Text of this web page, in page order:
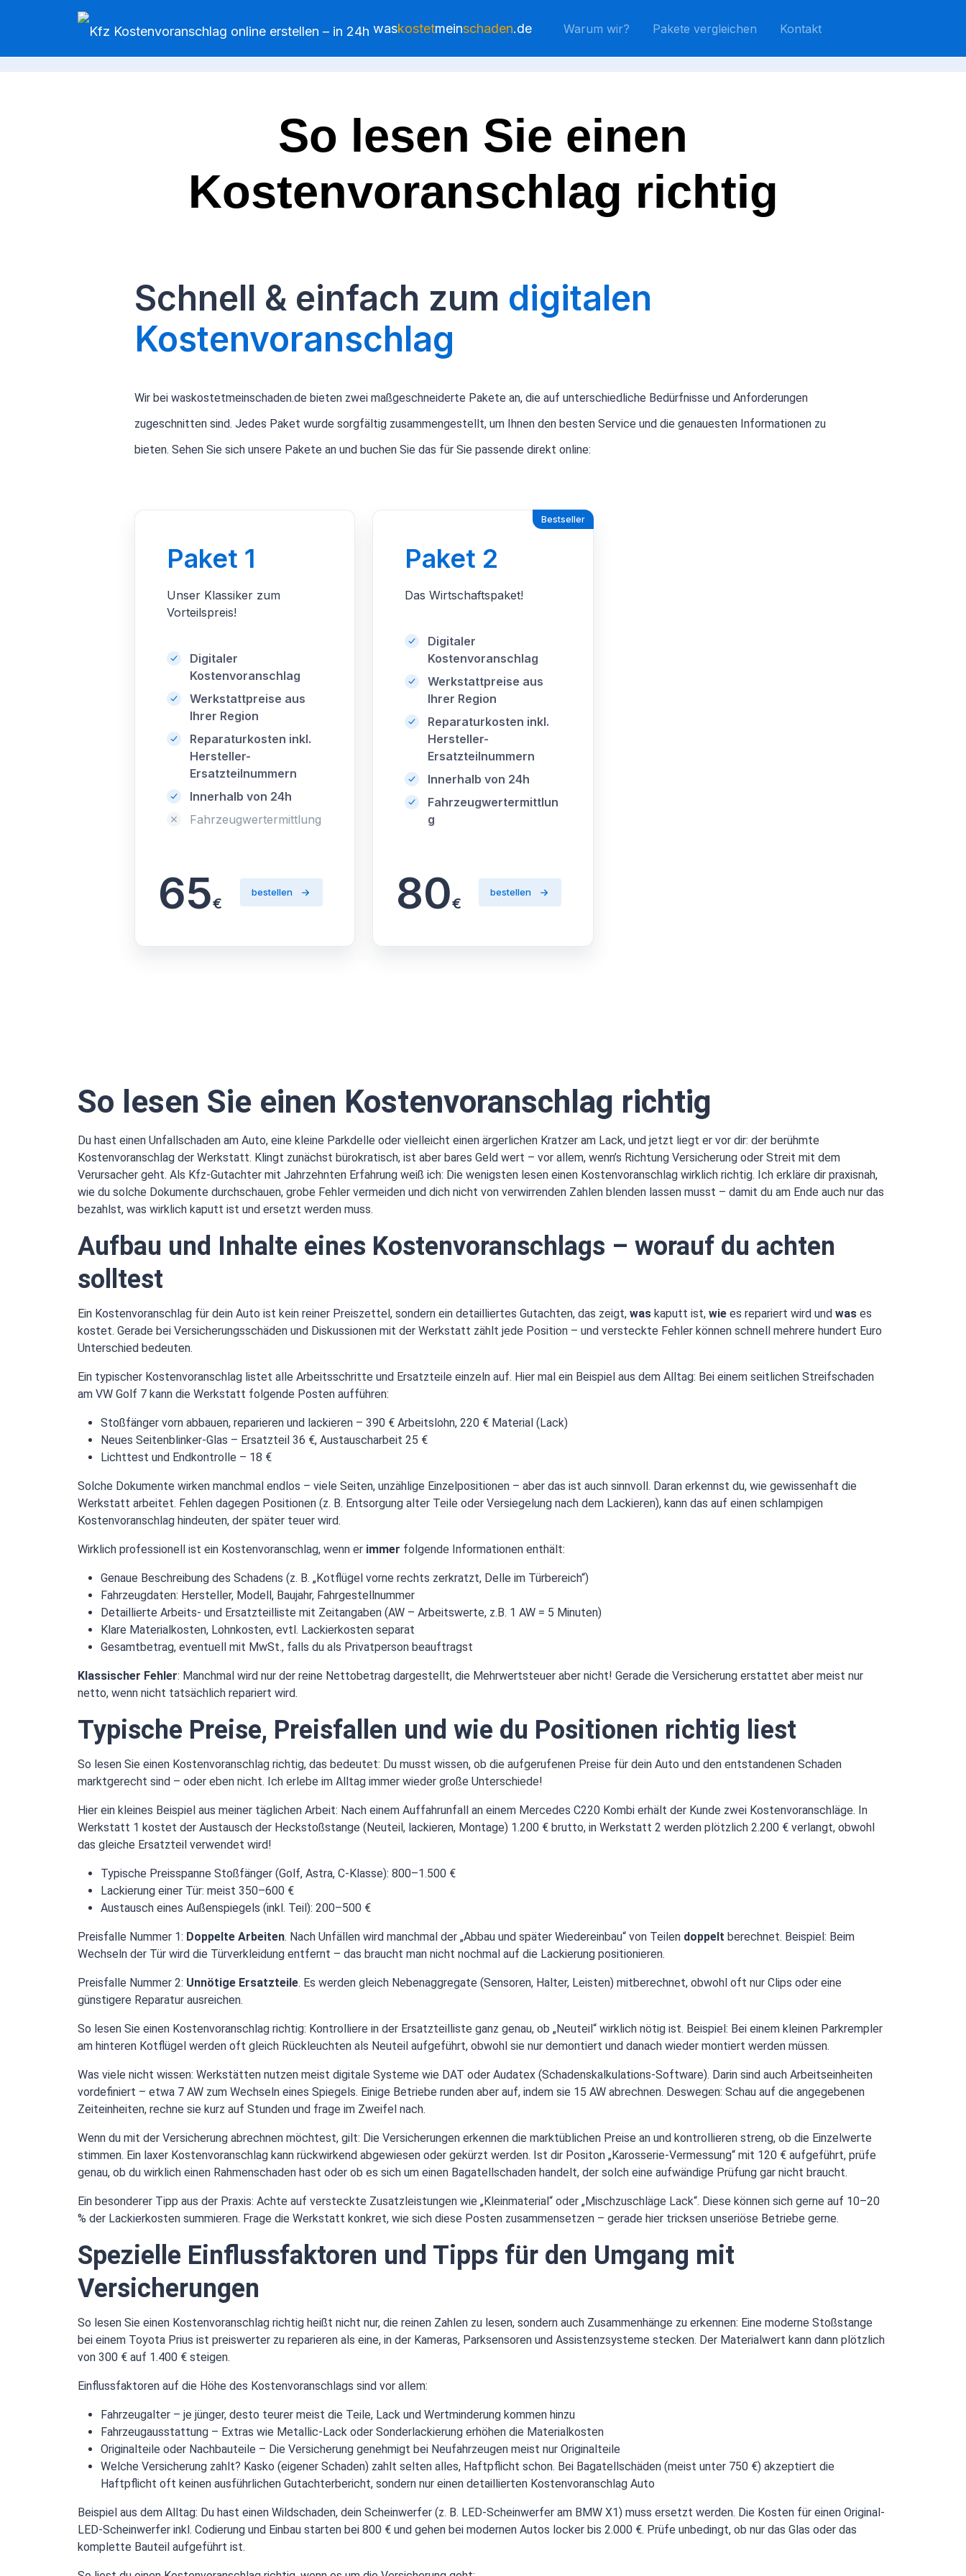
waskostetmeinschaden.de Warum wir? Pakete vergleichen Kontakt
So lesen Sie einen
Kostenvoranschlag richtig
Schnell & einfach zum digitalen
Kostenvoranschlag
Wir bei waskostetmeinschaden.de bieten zwei maßgeschneiderte Pakete an, die auf unterschiedliche Bedürfnisse und Anforderungen
zugeschnitten sind. Jedes Paket wurde sorgfältig zusammengestellt, um Ihnen den besten Service und die genauesten Informationen zu
bieten. Sehen Sie sich unsere Pakete an und buchen Sie das für Sie passende direkt online:
Paket 1
Unser Klassiker zum
Vorteilspreis!
Digitaler
Kostenvoranschlag
Werkstattpreise aus
Ihrer Region
Reparaturkosten inkl.
Hersteller-
Ersatzteilnummern
Innerhalb von 24h
Fahrzeugwertermittlung
65€
bestellen
Bestseller
Paket 2
Das Wirtschaftspaket!
Digitaler
Kostenvoranschlag
Werkstattpreise aus
Ihrer Region
Reparaturkosten inkl.
Hersteller-
Ersatzteilnummern
Innerhalb von 24h
Fahrzeugwertermittlun
g
80€
bestellen
So lesen Sie einen Kostenvoranschlag richtig
Du hast einen Unfallschaden am Auto, eine kleine Parkdelle oder vielleicht einen ärgerlichen Kratzer am Lack, und jetzt liegt er vor dir: der berühmte
Kostenvoranschlag der Werkstatt. Klingt zunächst bürokratisch, ist aber bares Geld wert – vor allem, wenn’s Richtung Versicherung oder Streit mit dem
Verursacher geht. Als Kfz-Gutachter mit Jahrzehnten Erfahrung weiß ich: Die wenigsten lesen einen Kostenvoranschlag wirklich richtig. Ich erkläre dir praxisnah,
wie du solche Dokumente durchschauen, grobe Fehler vermeiden und dich nicht von verwirrenden Zahlen blenden lassen musst – damit du am Ende auch nur das
bezahlst, was wirklich kaputt ist und ersetzt werden muss.
Aufbau und Inhalte eines Kostenvoranschlags – worauf du achten
solltest
Ein Kostenvoranschlag für dein Auto ist kein reiner Preiszettel, sondern ein detailliertes Gutachten, das zeigt, waskaputt ist, wiees repariert wird und wases
kostet. Gerade bei Versicherungsschäden und Diskussionen mit der Werkstatt zählt jede Position – und versteckte Fehler können schnell mehrere hundert Euro
Unterschied bedeuten.
Ein typischer Kostenvoranschlag listet alle Arbeitsschritte und Ersatzteile einzeln auf. Hier mal ein Beispiel aus dem Alltag: Bei einem seitlichen Streifschaden
am VW Golf 7 kann die Werkstatt folgende Posten aufführen:
Stoßfänger vorn abbauen, reparieren und lackieren – 390 € Arbeitslohn, 220 € Material (Lack)
Neues Seitenblinker-Glas – Ersatzteil 36 €, Austauscharbeit 25 €
Lichttest und Endkontrolle – 18 €
Solche Dokumente wirken manchmal endlos – viele Seiten, unzählige Einzelpositionen – aber das ist auch sinnvoll. Daran erkennst du, wie gewissenhaft die
Werkstatt arbeitet. Fehlen dagegen Positionen (z. B. Entsorgung alter Teile oder Versiegelung nach dem Lackieren), kann das auf einen schlampigen
Kostenvoranschlag hindeuten, der später teuer wird.
Wirklich professionell ist ein Kostenvoranschlag, wenn er immer folgende Informationen enthält:
Genaue Beschreibung des Schadens (z. B. „Kotflügel vorne rechts zerkratzt, Delle im Türbereich“)
Fahrzeugdaten: Hersteller, Modell, Baujahr, Fahrgestellnummer
Detaillierte Arbeits- und Ersatzteilliste mit Zeitangaben (AW – Arbeitswerte, z.B. 1 AW = 5 Minuten)
Klare Materialkosten, Lohnkosten, evtl. Lackierkosten separat
Gesamtbetrag, eventuell mit MwSt., falls du als Privatperson beauftragst
Klassischer Fehler: Manchmal wird nur der reine Nettobetrag dargestellt, die Mehrwertsteuer aber nicht! Gerade die Versicherung erstattet aber meist nur
netto, wenn nicht tatsächlich repariert wird.
Typische Preise, Preisfallen und wie du Positionen richtig liest
So lesen Sie einen Kostenvoranschlag richtig, das bedeutet: Du musst wissen, ob die aufgerufenen Preise für dein Auto und den entstandenen Schaden
marktgerecht sind – oder eben nicht. Ich erlebe im Alltag immer wieder große Unterschiede!
Hier ein kleines Beispiel aus meiner täglichen Arbeit: Nach einem Auffahrunfall an einem Mercedes C220 Kombi erhält der Kunde zwei Kostenvoranschläge. In
Werkstatt 1 kostet der Austausch der Heckstoßstange (Neuteil, lackieren, Montage) 1.200 € brutto, in Werkstatt 2 werden plötzlich 2.200 € verlangt, obwohl
das gleiche Ersatzteil verwendet wird!
Typische Preisspanne Stoßfänger (Golf, Astra, C-Klasse): 800–1.500 €
Lackierung einer Tür: meist 350–600 €
Austausch eines Außenspiegels (inkl. Teil): 200–500 €
Preisfalle Nummer 1: Doppelte Arbeiten. Nach Unfällen wird manchmal der „Abbau und später Wiedereinbau“ von Teilen doppelt berechnet. Beispiel: Beim
Wechseln der Tür wird die Türverkleidung entfernt – das braucht man nicht nochmal auf die Lackierung positionieren.
Preisfalle Nummer 2: Unnötige Ersatzteile. Es werden gleich Nebenaggregate (Sensoren, Halter, Leisten) mitberechnet, obwohl oft nur Clips oder eine
günstigere Reparatur ausreichen.
So lesen Sie einen Kostenvoranschlag richtig: Kontrolliere in der Ersatzteilliste ganz genau, ob „Neuteil“ wirklich nötig ist. Beispiel: Bei einem kleinen Parkrempler
am hinteren Kotflügel werden oft gleich Rückleuchten als Neuteil aufgeführt, obwohl sie nur demontiert und danach wieder montiert werden müssen.
Was viele nicht wissen: Werkstätten nutzen meist digitale Systeme wie DAT oder Audatex (Schadenskalkulations-Software). Darin sind auch Arbeitseinheiten
vordefiniert – etwa 7 AW zum Wechseln eines Spiegels. Einige Betriebe runden aber auf, indem sie 15 AW abrechnen. Deswegen: Schau auf die angegebenen
Zeiteinheiten, rechne sie kurz auf Stunden und frage im Zweifel nach.
Wenn du mit der Versicherung abrechnen möchtest, gilt: Die Versicherungen erkennen die marktüblichen Preise an und kontrollieren streng, ob die Einzelwerte
stimmen. Ein laxer Kostenvoranschlag kann rückwirkend abgewiesen oder gekürzt werden. Ist dir Positon „Karosserie-Vermessung“ mit 120 € aufgeführt, prüfe
genau, ob du wirklich einen Rahmenschaden hast oder ob es sich um einen Bagatellschaden handelt, der solch eine aufwändige Prüfung gar nicht braucht.
Ein besonderer Tipp aus der Praxis: Achte auf versteckte Zusatzleistungen wie „Kleinmaterial“ oder „Mischzuschläge Lack“. Diese können sich gerne auf 10–20
% der Lackierkosten summieren. Frage die Werkstatt konkret, wie sich diese Posten zusammensetzen – gerade hier tricksen unseriöse Betriebe gerne.
Spezielle Einflussfaktoren und Tipps für den Umgang mit
Versicherungen
So lesen Sie einen Kostenvoranschlag richtig heißt nicht nur, die reinen Zahlen zu lesen, sondern auch Zusammenhänge zu erkennen: Eine moderne Stoßstange
bei einem Toyota Prius ist preiswerter zu reparieren als eine, in der Kameras, Parksensoren und Assistenzsysteme stecken. Der Materialwert kann dann plötzlich
von 300 € auf 1.400 € steigen.
Einflussfaktoren auf die Höhe des Kostenvoranschlags sind vor allem:
Fahrzeugalter – je jünger, desto teurer meist die Teile, Lack und Wertminderung kommen hinzu
Fahrzeugausstattung – Extras wie Metallic-Lack oder Sonderlackierung erhöhen die Materialkosten
Originalteile oder Nachbauteile – Die Versicherung genehmigt bei Neufahrzeugen meist nur Originalteile
Welche Versicherung zahlt? Kasko (eigener Schaden) zahlt selten alles, Haftpflicht schon. Bei Bagatellschäden (meist unter 750 €) akzeptiert die
Haftpflicht oft keinen ausführlichen Gutachterbericht, sondern nur einen detaillierten Kostenvoranschlag Auto
Beispiel aus dem Alltag: Du hast einen Wildschaden, dein Scheinwerfer (z. B. LED-Scheinwerfer am BMW X1) muss ersetzt werden. Die Kosten für einen Original-
LED-Scheinwerfer inkl. Codierung und Einbau starten bei 800 € und gehen bei modernen Autos locker bis 2.000 €. Prüfe unbedingt, ob nur das Glas oder das
komplette Bauteil aufgeführt ist.